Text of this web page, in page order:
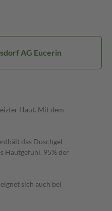
AG Eucerin
Haut. Mit dem
das Duschgel
Hautgefühl. 95% der
sich auch bei